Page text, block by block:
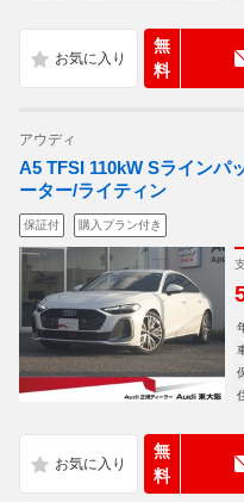
無
料
アウディ
A5 TFSI 110kW Sラインパ
ーター/ライティン
保証付 購入プラン付き
無
料